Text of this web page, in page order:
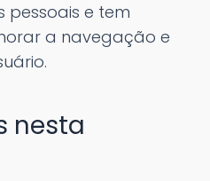
e tem
a navegação e
nesta